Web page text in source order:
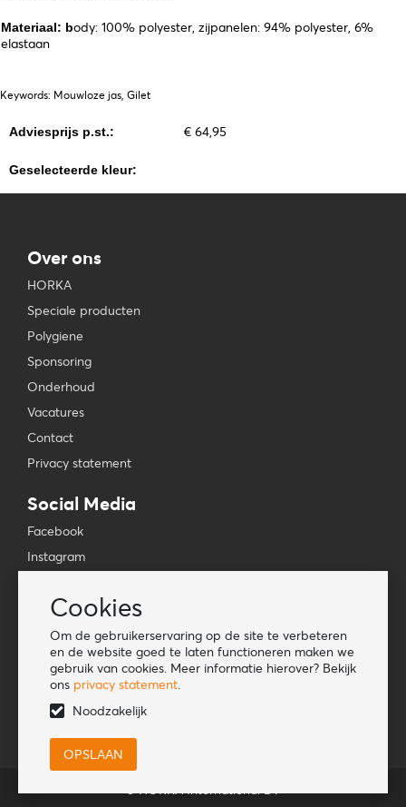
Cookies
Om de gebruikerservaring op de site te verbeteren
en de website goed te laten functioneren maken we
gebruik van cookies. Meer informatie hierover? Bekijk
ons privacy statement.
Noodzakelijk
Materiaal: body: 100% polyester, zijpanelen: 94% polyester, 6%
elastaan
Keywords: Mouwloze jas, Gilet
Adviesprijs p.st.: € 64,95
Geselecteerde kleur:
Over ons
HORKA
Speciale producten
Polygiene
Sponsoring
Onderhoud
Vacatures
Contact
Privacy statement
Social Media
Facebook
Instagram
TikTok
Tools
Lookbook
Nieuwe klant
© HORKA International BV